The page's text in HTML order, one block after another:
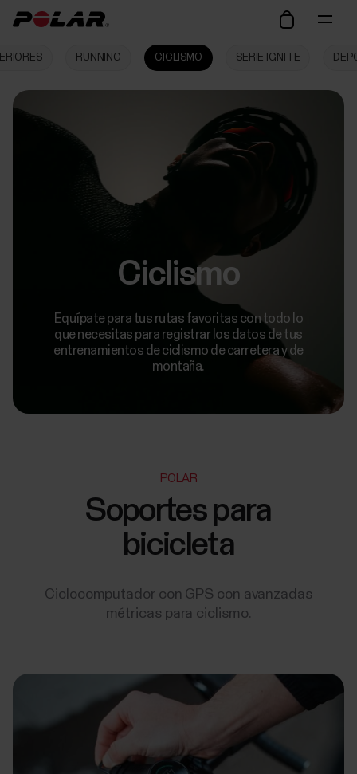
RUNNING CICLISMO SERIE IGNITE
Ciclismo
Equípate para tus rutas favoritas con todo lo
que necesitas para registrar los datos de tus
entrenamientos de ciclismo de carretera y de
montaña.
POLAR
Soportes para
bicicleta
Ciclocomputador con GPS con avanzadas
métricas para ciclismo.